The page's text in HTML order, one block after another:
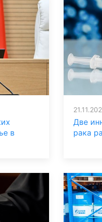
в
Две
рака